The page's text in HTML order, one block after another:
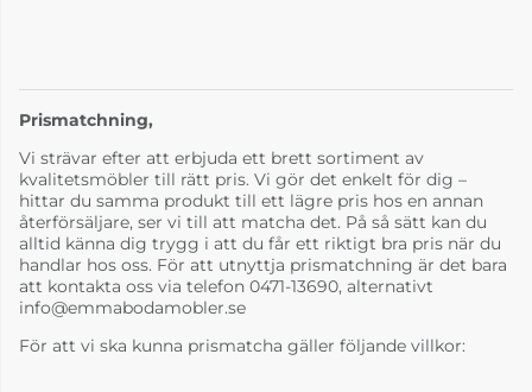
Prismatchning,
Vi strävar efter att erbjuda ett brett sortiment av
kvalitetsmöbler till rätt pris. Vi gör det enkelt för dig –
hittar du samma produkt till ett lägre pris hos en annan
återförsäljare, ser vi till att matcha det. På så sätt kan du
alltid känna dig trygg i att du får ett riktigt bra pris när du
handlar hos oss. För att utnyttja prismatchning är det bara
att kontakta oss via telefon 0471-13690, alternativt
info@emmabodamobler.se
För att vi ska kunna prismatcha gäller följande villkor: